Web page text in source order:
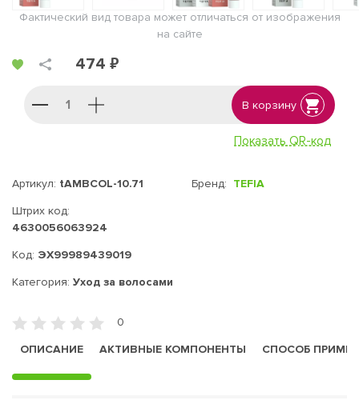
Фактический вид товара может отличаться от изображения
на сайте
474 ₽
В корзину
Показать QR-код
Артикул: tAMBCOL-10.71
Штрих код:
4630056063924
Код: ЭХ99989439019
Бренд: TEFIA
Категория: Уход за волосами
0
ОПИСАНИЕ
АКТИВНЫЕ КОМПОНЕНТЫ СПОСОБ